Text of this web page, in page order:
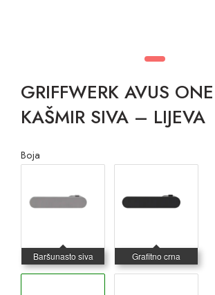
GRIFFWERK AVUS ONE
KAŠMIR SIVA – LIJEVA
Boja